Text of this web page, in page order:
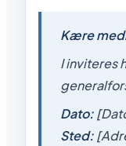
Kære
I inviteres
Dato:
Sted: